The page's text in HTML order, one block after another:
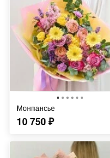
Монпансье
10 750₽